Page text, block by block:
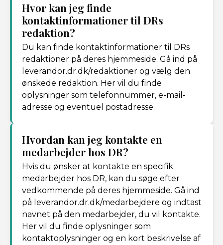
Hvor kan jeg finde
kontaktinformationer til DRs
redaktion?
Du kan finde kontaktinformationer til DRs
redaktioner på deres hjemmeside. Gå ind på
leverandor.dr.dk/redaktioner og vælg den
ønskede redaktion. Her vil du finde
oplysninger som telefonnummer, e-mail-
adresse og eventuel postadresse.
Hvordan kan jeg kontakte en
medarbejder hos DR?
Hvis du ønsker at kontakte en specifik
medarbejder hos DR, kan du søge efter
vedkommende på deres hjemmeside. Gå ind
på leverandor.dr.dk/medarbejdere og indtast
navnet på den medarbejder, du vil kontakte.
Her vil du finde oplysninger som
kontaktoplysninger og en kort beskrivelse af